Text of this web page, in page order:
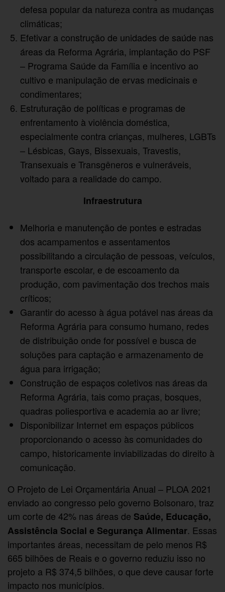
defesa popular da natureza contra as mudanças
climáticas;
Efetivar a construção de unidades de saúde nas
áreas da Reforma Agrária, implantação do PSF
– Programa Saúde da Família e incentivo ao
cultivo e manipulação de ervas medicinais e
condimentares;
Estruturação de políticas e programas de
enfrentamento à violência doméstica,
especialmente contra crianças, mulheres, LGBTs
– Lésbicas, Gays, Bissexuais, Travestis,
Transexuais e Transgêneros e vulneráveis,
voltado para a realidade do campo.
Infraestrutura
Melhoria e manutenção de pontes e estradas
dos acampamentos e assentamentos
possibilitando a circulação de pessoas, veículos,
transporte escolar, e de escoamento da
produção, com pavimentação dos trechos mais
críticos;
Garantir do acesso à água potável nas áreas da
Reforma Agrária para consumo humano, redes
de distribuição onde for possível e busca de
soluções para captação e armazenamento de
água para irrigação;
Construção de espaços coletivos nas áreas da
Reforma Agrária, tais como praças, bosques,
quadras poliesportiva e academia ao ar livre;
Disponibilizar Internet em espaços públicos
proporcionando o acesso às comunidades do
campo, historicamente inviabilizadas do direito à
comunicação.
O Projeto de Lei Orçamentária Anual – PLOA 2021
enviado ao congresso pelo governo Bolsonaro, traz
um corte de 42% nas áreas de Saúde, Educação,
Assistência Social e Segurança Alimentar. Essas
importantes áreas, necessitam de pelo menos R$
665 bilhões de Reais e o governo reduziu isso no
projeto a R$ 374,5 bilhões, o que deve causar forte
impacto nos municípios.